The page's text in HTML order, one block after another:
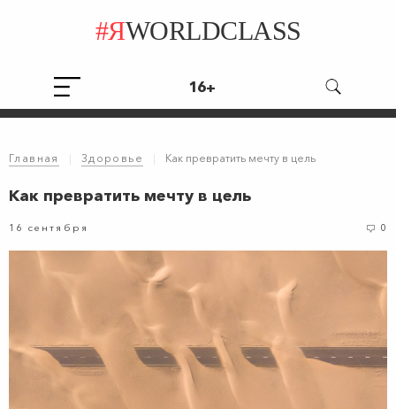
#ЯWORLDCLASS
16+
Главная | Здоровье | Как превратить мечту в цель
Как превратить мечту в цель
16 сентября 0